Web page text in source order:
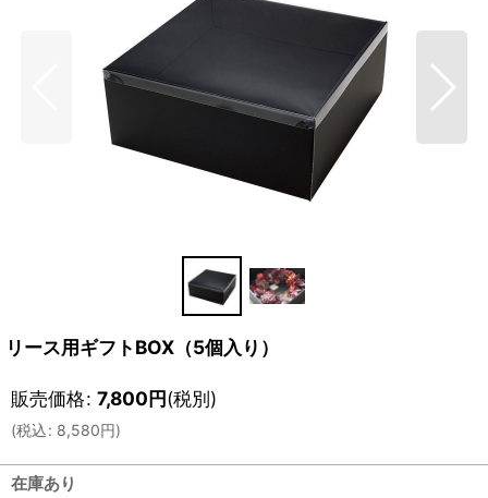
リース用ギフトBOX（5個入り）
販売価格: 7,800円(税別)
(税込: 8,580円)
在庫あり